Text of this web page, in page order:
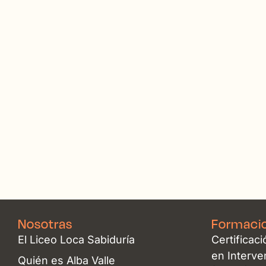
Nosotras
El Liceo Loca Sabiduría
Quién es Alba Valle
en